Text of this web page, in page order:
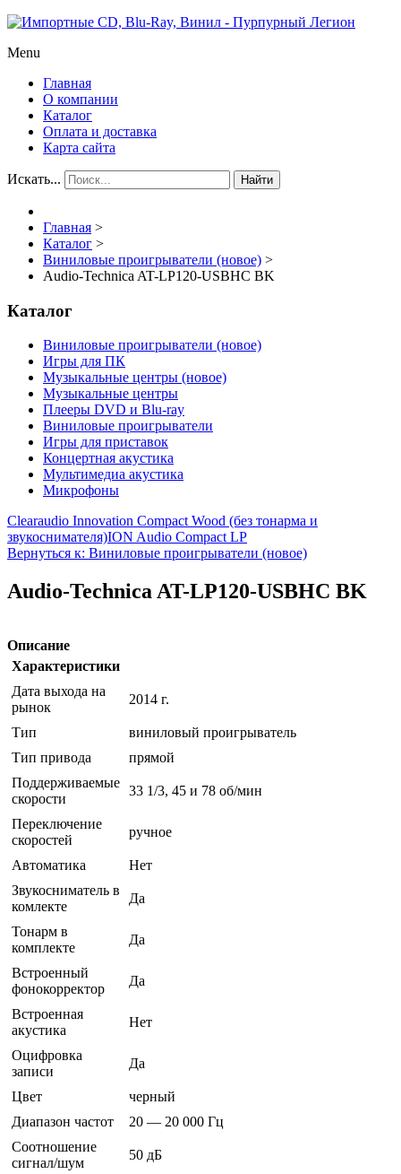
Menu
Главная
О компании
Каталог
Оплата и доставка
Карта сайта
Искать... Найти
Главная >
Каталог >
Виниловые проигрыватели (новое) >
Audio-Technica AT-LP120-USBHC BK
Каталог
Виниловые проигрыватели (новое)
Игры для ПК
Музыкальные центры (новое)
Музыкальные центры
Плееры DVD и Blu-ray
Виниловые проигрыватели
Игры для приставок
Концертная акустика
Мультимедиа акустика
Микрофоны
Clearaudio Innovation Compact Wood (без тонарма и
звукоснимателя)ION Audio Compact LP
Вернуться к: Виниловые проигрыватели (новое)
Audio-Technica AT-LP120-USBHC BK
Описание
Характеристики
Дата выхода на
рынок
2014 г.
Тип
виниловый проигрыватель
Тип привода
прямой
Поддерживаемые
скорости
33 1/3, 45 и 78 об/мин
Переключение
скоростей
ручное
Автоматика
Нет
Звукосниматель в
комлекте
Да
Тонарм в
комплекте
Да
Встроенный
фонокорректор
Да
Встроенная
акустика
Нет
Оцифровка
записи
Да
Цвет
черный
Диапазон частот
20 — 20 000 Гц
Соотношение
сигнал/шум
50 дБ